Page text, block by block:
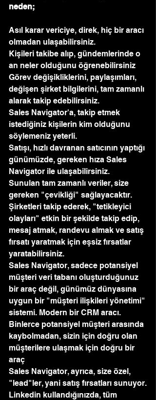
neden;
Asıl karar vericiye, direk, hiç bir aracı
olmadan ulaşabilirsiniz.
Kişileri takibe alıp, gündemlerinde o
an neler olduğunu öğrenebilirsiniz
Görev değişikliklerini, paylaşımları,
değişen şirket bilgilerini, tam zamanlı
alarak takip edebilirsiniz.
Sales Navigator'a, takip etmek
istediğiniz kişilerin kim olduğunu
söylemeniz yeterli.
Satışı, hızlı davranan satıcının yaptığı
günümüzde, gereken hıza Sales
Navigator ile ulaşabilirsiniz.
Sunulan tam zamanlı veriler, size
gereken "çevikliği" sağlayacaktır.
Şirketleri takip ederek, "tetikleyici
olayları" etkin bir şekilde takip edip,
mesaj atmak, randevu almak ve satış
fırsatı yaratmak için eşsiz fırsatlar
yaratabilirsiniz.
Sales Navigator, sadece potansiyel
müşteri veri tabanı oluşturduğunuz
bir araç değil, günümüz dünyasına
uygun bir "müşteri ilişkileri yönetimi"
sistemi. Modern bir CRM aracı.
Binlerce potansiyel müşteri arasında
kaybolmadan, sizin için doğru olan
müşterilere ulaşmak için doğru bir
araç
Sales Navigator, ayrıca, size özel,
"lead"ler, yani satış fırsatları sunuyor.
Linkedin kullandığınızda, tüm